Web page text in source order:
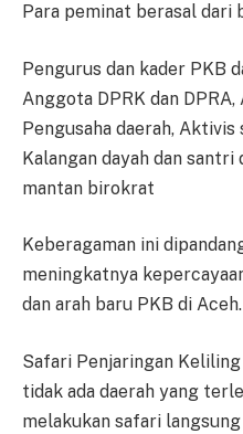
Para peminat berasal dari
Pengurus dan kader PKB
Anggota DPRK dan
Pengusaha daerah,
Kalangan dayah dan
mantan birokrat
Keberagaman ini
meningkatnya
dan arah baru PKB di Aceh.
Safari Penjaringan
tidak ada daerah yang
melakukan safari